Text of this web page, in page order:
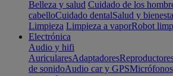
Belleza y salud Cuidado de los
cabelloCuidado dentalSalud y
Limpieza Limpieza a vaporRobot
Electrónica
Audio y hifi
AuricularesAdaptadores
de sonidoAudio car y GPSMicrófonos